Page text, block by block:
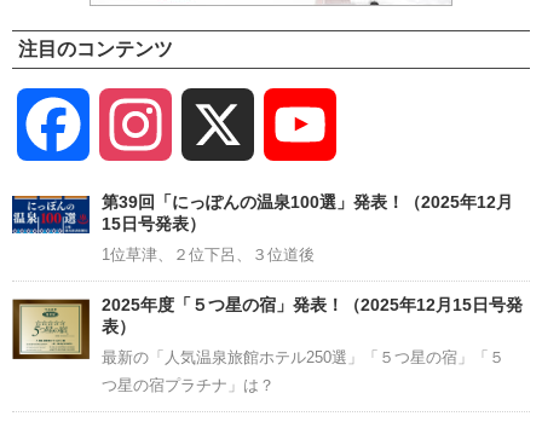
注目のコンテンツ
Facebook Instagram
Channel
第39回「にっぽんの温泉100選」発表！（2025年12月
15日号発表）
1位草津、２位下呂、３位道後
2025年度「５つ星の宿」発表！（2025年12月15日号発
表）
最新の「人気温泉旅館ホテル250選」「５つ星の宿」「５
つ星の宿プラチナ」は？